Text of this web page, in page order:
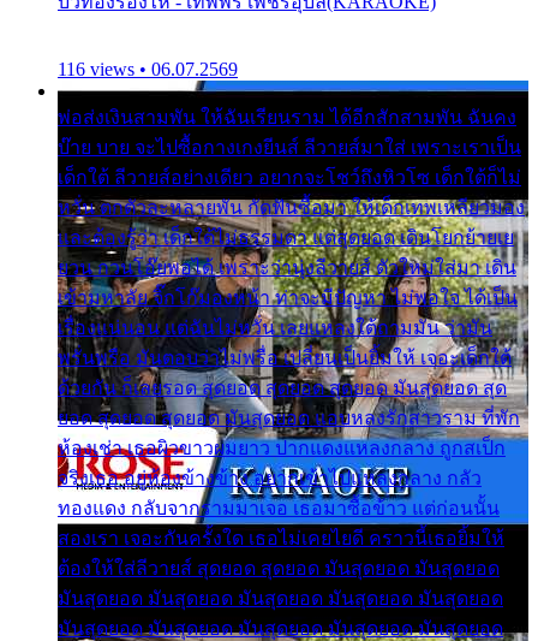
116 views • 06.07.2569
พ่อส่งเงินสามพัน ให้ฉันเรียนราม ได้อีกสักสามพัน ฉันคง
บ๊าย บาย จะไปซื้อกางเกงยีนส์ ลีวายส์มาใส่ เพราะเราเป็น
เด็กใต้ ลีวายส์อย่างเดียว อยากจะโชว์ถึงหิวโซ เด็กใต้ก็ไม่
หวั่น ตกตัวละหลายพัน กัดฟันซื้อมา ให้เด็กเทพเหลียวมอง
และต้องรู้ว่า เด็กใต้ไม่ธรรมดา แต่สุดยอด เดินโยกย้ายเย
ยวน กวนโอ๊ยพอได้ เพราะว่านุ่งลีวายส์ ตัวใหม่ใส่มา เดิน
เข้ามหาลัย จิ๊กโก๊มองหน้า ท่าจะมีปัญหา ไม่พอใจ ได้เป็น
เรื่องแน่นอน แต่ฉันไม่หวั่น เลยแหลงใต้ถามมัน ว่ามัน
พรั่นพรือ มันตอบว่าไม่พรื่อ เปลี่ยนเป็นยิ้มให้ เจอะเด็กใต้
ด้วยกัน ก็เลยรอด สุดยอด สุดยอด สุดยอด มันสุดยอด สุด
ยอด สุดยอด สุดยอด มันสุดยอด แอบหลงรักสาวราม ที่พัก
ห้องเช่า เธอผิวขาวผมยาว ปากแดงแหลงกลาง ถูกสเป็ก
จริงเธอ อยู่ห้องข้างข้าง อยากเข้าไปแหลงกลาง กลัว
ทองแดง กลับจากรามมาเจอ เธอมาซื้อข้าว แต่ก่อนนั้น
สองเรา เจอะกันครั้งใด เธอไม่เคยไยดี คราวนี้เธอยิ้มให้
ต้องให้ใส่ลีวายส์ สุดยอด สุดยอด มันสุดยอด มันสุดยอด
มันสุดยอด มันสุดยอด มันสุดยอด มันสุดยอด มันสุดยอด
มันสุดยอด มันสุดยอด มันสุดยอด มันสุดยอด มันสุดยอด